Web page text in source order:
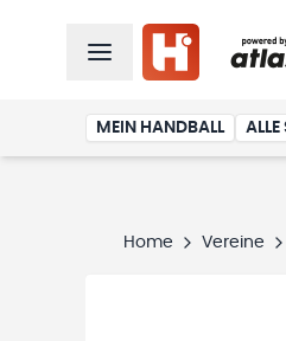
MEIN HANDBALL ALLE
Home Vereine